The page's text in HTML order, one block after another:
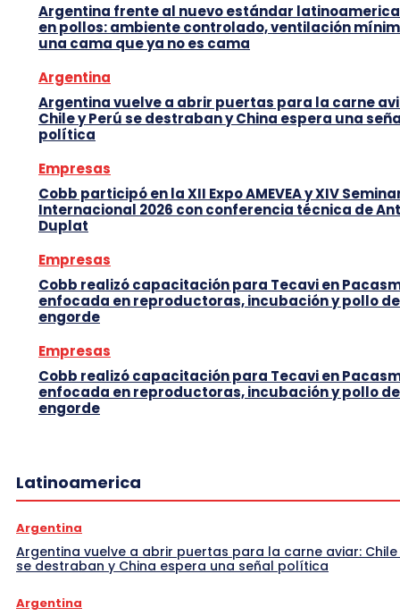
Argentina frente al nuevo estándar
en pollos: ambiente controlado, ventilación
una cama que ya no es cama
Argentina
Argentina vuelve a abrir puertas para la carne
Chile y Perú se destraban y China espera una
política
Empresas
Cobb participó en la XII Expo AMEVEA y XIV
Internacional 2026 con conferencia técnica de
Duplat
Empresas
Cobb realizó capacitación para Tecavi en
enfocada en reproductoras, incubación y pollo de
engorde
Empresas
Cobb realizó capacitación para Tecavi en
enfocada en reproductoras, incubación y pollo de
engorde
Latinoamerica
Argentina
Argentina vuelve a abrir puertas para la carne aviar: Chile
se destraban y China espera una señal política
Argentina